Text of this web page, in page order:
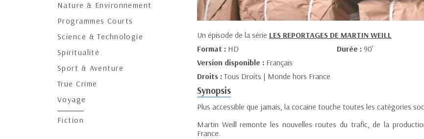
Nature & Environnement
Programmes Courts
Science & Technologie
Spiritualité
Sport & Aventure
True Crime
Voyage
Fiction
Un épisode de la série LES REPORTAGES DE MARTIN WEILL
Format : HD Durée : 90’
Version disponible : Français
Droits :Tous Droits | Monde hors France
Synopsis
Plus accessible que jamais, la cocaïne touche toutes les catégories
Martin Weill remonte les nouvelles routes du trafic, de la
France.